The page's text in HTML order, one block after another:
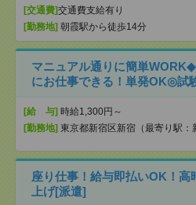
[交通費]交通費支給有り
[勤務地] 朝霞駅から徒歩14分
マニュアル通りに簡単
にお仕事できる！単発OK◎試
[給 与] 時給1,300円～
[勤務地] 東京都新宿区新宿（最寄り駅：
座り仕事！給与即払いOK！高
上げ[派遣]